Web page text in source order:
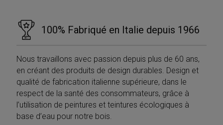
100% Fabriqué en Italie depuis 1966
Nous travaillons avec passion depuis plus de 60 ans,
en créant des produits de design durables. Design et
qualité de fabrication italienne supérieure, dans le
respect de la santé des consommateurs, grâce à
l’utilisation de peintures et teintures écologiques à
base d’eau pour notre bois.